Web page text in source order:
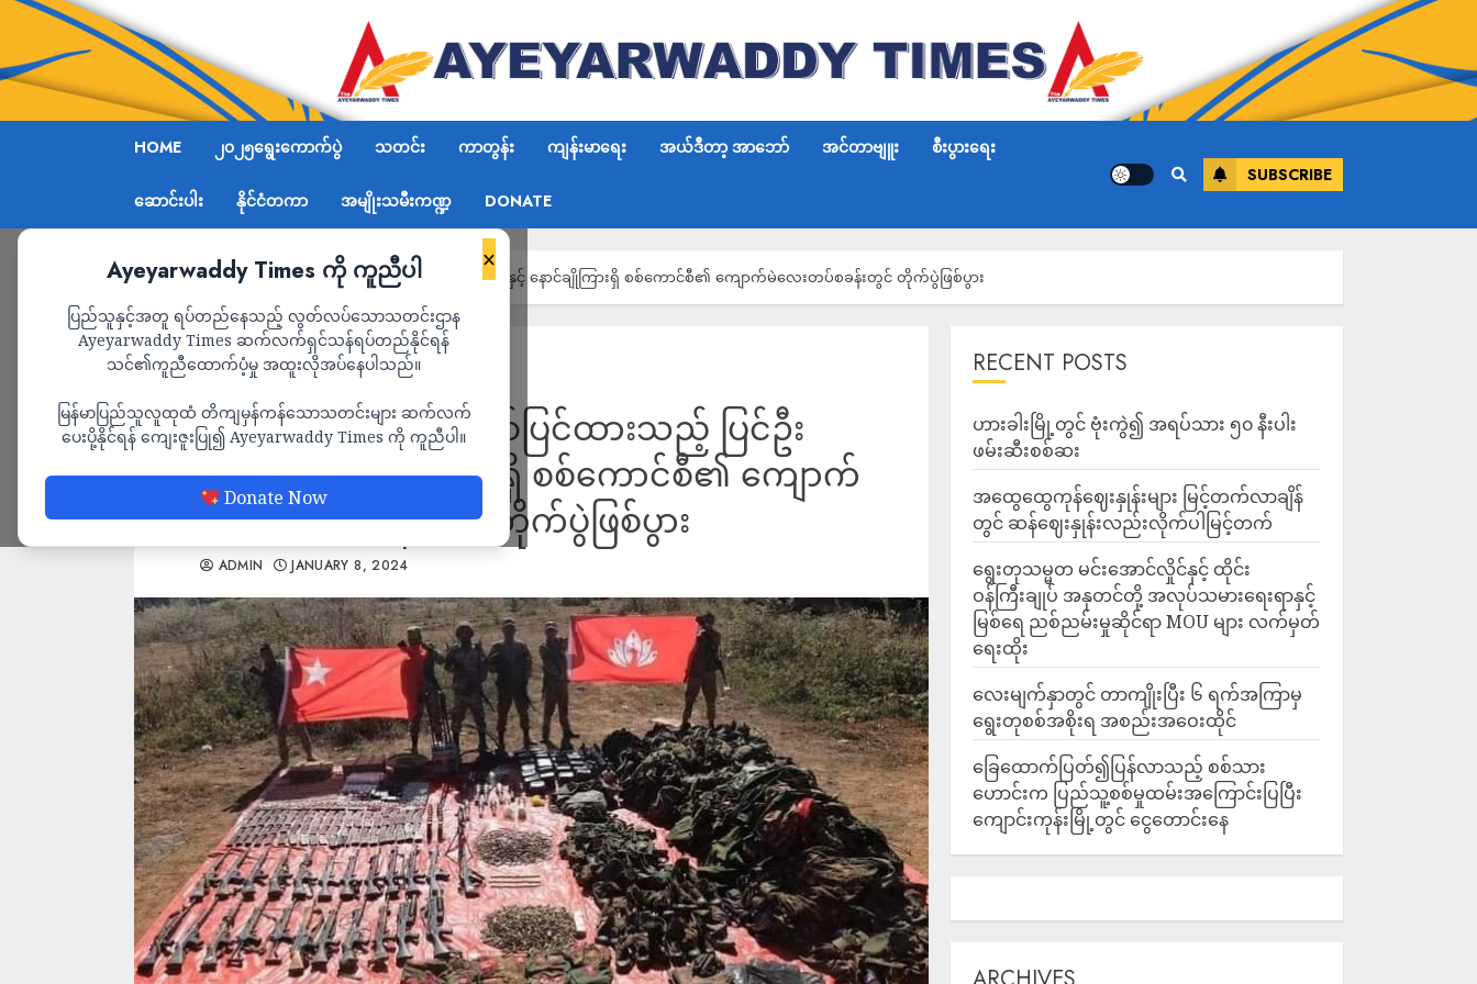
HOME ၂၀၂၅ရွေးကောက်ပွဲ သတင်း ကာတွန်း ကျန်းမာရေး အယ်ဒီတာ့ အာဘော် အင်တာဗျူး စီးပွားရေး
ဆောင်းပါး နိုင်ငံတကာ အမျိုးသမီးကဏ္ဍ DONATE
SUBSCRIBE
×
Ayeyarwaddy Times ကို ကူညီပါ
ပြည်သူနှင့်အတူ ရပ်တည်နေသည့် လွတ်လပ်သောသတင်းဌာန
Ayeyarwaddy Times ဆက်လက်ရှင်သန်ရပ်တည်နိုင်ရန်
သင်၏ကူညီထောက်ပံ့မှု အထူးလိုအပ်နေပါသည်။
မြန်မာပြည်သူလူထုထံ တိကျမှန်ကန်သောသတင်းများ ဆက်လက်
ပေးပို့နိုင်ရန် ကျေးဇူးပြု၍ Ayeyarwaddy Times ကို ကူညီပါ။
Donate Now
Home အင်အားတိုးချဲ့ပြီး ခံစစ်ပြင်ထားသည့် ပြင်ဦးလွင်နှင့် နောင်ချိုကြားရှိ စစ်ကောင်စီ၏ ကျောက်မဲလေးတပ်စခန်းတွင် တိုက်ပွဲဖြစ်ပွား
သတင်း
အင်အားတိုးချဲ့ပြီး ခံစစ်ပြင်ထားသည့် ပြင်ဦး
လွင်နှင့် နောင်ချိုကြားရှိ စစ်ကောင်စီ၏ ကျောက်
မဲလေးတပ်စခန်းတွင် တိုက်ပွဲဖြစ်ပွား
ADMIN JANUARY 8, 2024
RECENT POSTS
ဟားခါးမြို့တွင် ဗုံးကွဲ၍ အရပ်သား ၅၀ နီးပါး
ဖမ်းဆီးစစ်ဆး
အထွေထွေကုန်ဈေးနှုန်းများ မြင့်တက်လာချိန်
တွင် ဆန်ဈေးနှုန်းလည်းလိုက်ပါမြင့်တက်
ရွေးတုသမ္မတ မင်းအောင်လှိုင်နှင့် ထိုင်း
ဝန်ကြီးချုပ် အနုတင်တို့ အလုပ်သမားရေးရာနှင့်
မြစ်ရေ ညစ်ညမ်းမှုဆိုင်ရာ MOU များ လက်မှတ်
ရေးထိုး
လေးမျက်နှာတွင် တာကျိုးပြီး ၆ ရက်အကြာမှ
ရွေးတုစစ်အစိုးရ အစည်းအဝေးထိုင်
ခြေထောက်ပြတ်၍ပြန်လာသည့် စစ်သား
ဟောင်းက ပြည်သူ့စစ်မှုထမ်းအကြောင်းပြပြီး
ကျောင်းကုန်းမြို့တွင် ငွေတောင်းနေ